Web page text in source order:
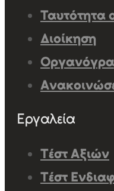
Ταυτότητα
Διοίκηση
Εργαλεία
Τέστ Αξιών
Τέστ